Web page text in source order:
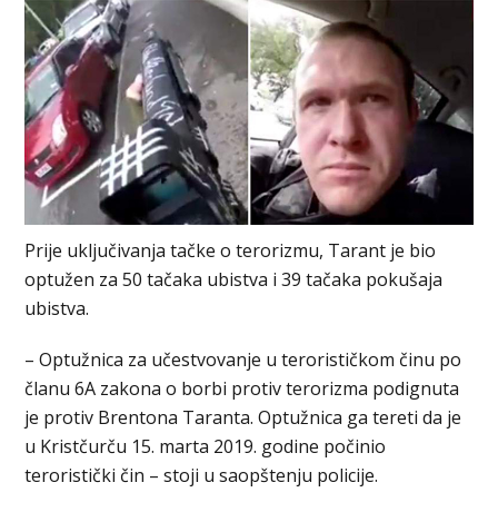
Prije uključivanja tačke o terorizmu, Tarant je bio
optužen za 50 tačaka ubistva i 39 tačaka pokušaja
ubistva.
– Optužnica za učestvovanje u terorističkom činu po
članu 6A zakona o borbi protiv terorizma podignuta
je protiv Brentona Taranta. Optužnica ga tereti da je
u Kristčurču 15. marta 2019. godine počinio
teroristički čin – stoji u saopštenju policije.